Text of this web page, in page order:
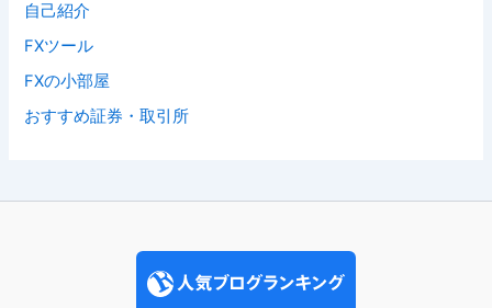
自己紹介
FXツール
FXの小部屋
おすすめ証券・取引所